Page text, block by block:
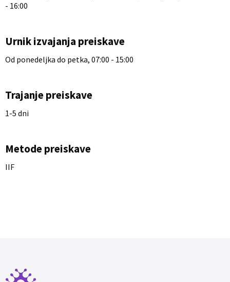
- 16:00
Urnik izvajanja preiskave
Od ponedeljka do petka, 07:00 - 15:00
Trajanje preiskave
1-5 dni
Metode preiskave
IIF